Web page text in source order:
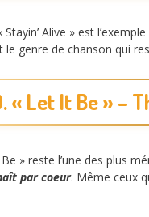
Alive » est
le genre de chanson qui
« Let It Be » –
» reste l’une des plus
par coeur. Même ceux